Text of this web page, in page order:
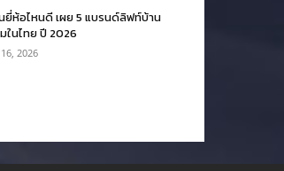
ยี่ห้อไหนดี เผย 5 แบรนด์ลิฟท์บ้าน
นไทย ปี 2026
2026